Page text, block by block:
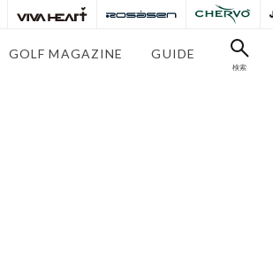
GOLF MAGAZINE GUIDE
検索